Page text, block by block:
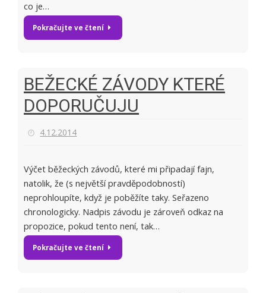
co je…
Pokračujte ve čtení
BEŽECKÉ ZÁVODY KTERÉ
DOPORUČUJU
4.12.2014
Výčet běžeckých závodů, které mi připadají fajn,
natolik, že (s největší pravděpodobností)
neprohloupíte, když je poběžíte taky. Seřazeno
chronologicky. Nadpis závodu je zároveň odkaz na
propozice, pokud tento není, tak…
Pokračujte ve čtení